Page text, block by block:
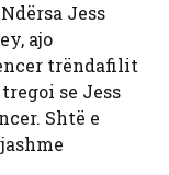
Jess
ajo
trëndafilit
se Jess
Shtë e